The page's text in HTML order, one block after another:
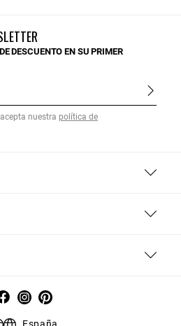
DESCUENTO EN SU PRIMER
nuestra política de